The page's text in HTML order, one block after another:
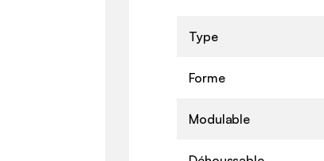
Type
Forme
Modulable